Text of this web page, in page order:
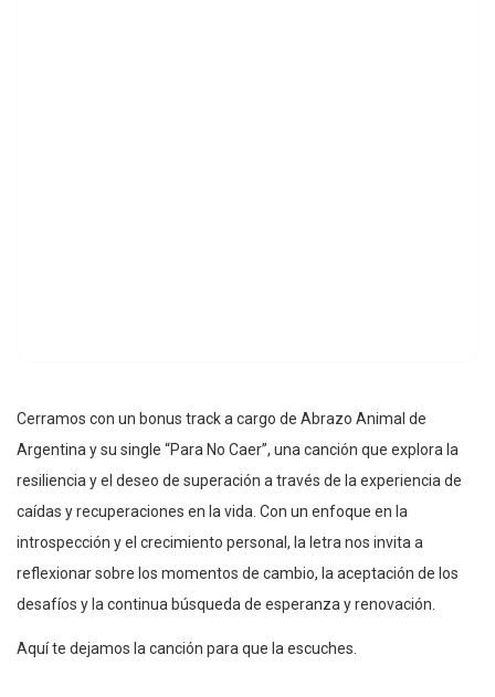
Cerramos con un bonus track a cargo de Abrazo Animal de
Argentina y su single “Para No Caer”, una canción que explora la
resiliencia y el deseo de superación a través de la experiencia de
caídas y recuperaciones en la vida. Con un enfoque en la
introspección y el crecimiento personal, la letra nos invita a
reflexionar sobre los momentos de cambio, la aceptación de los
desafíos y la continua búsqueda de esperanza y renovación.
Aquí te dejamos la canción para que la escuches.